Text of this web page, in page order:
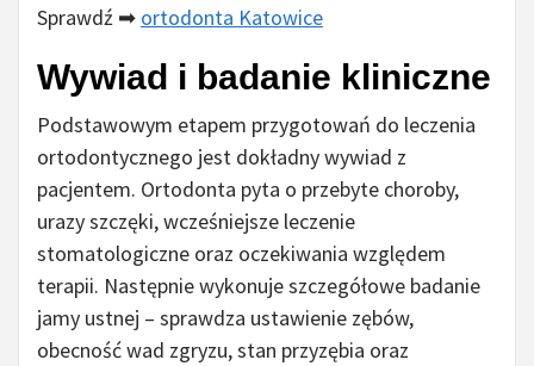
Sprawdź ➡ ortodonta Katowice
Wywiad i badanie kliniczne
Podstawowym etapem przygotowań do leczenia
ortodontycznego jest dokładny wywiad z
pacjentem. Ortodonta pyta o przebyte choroby,
urazy szczęki, wcześniejsze leczenie
stomatologiczne oraz oczekiwania względem
terapii. Następnie wykonuje szczegółowe badanie
jamy ustnej – sprawdza ustawienie zębów,
obecność wad zgryzu, stan przyzębia oraz